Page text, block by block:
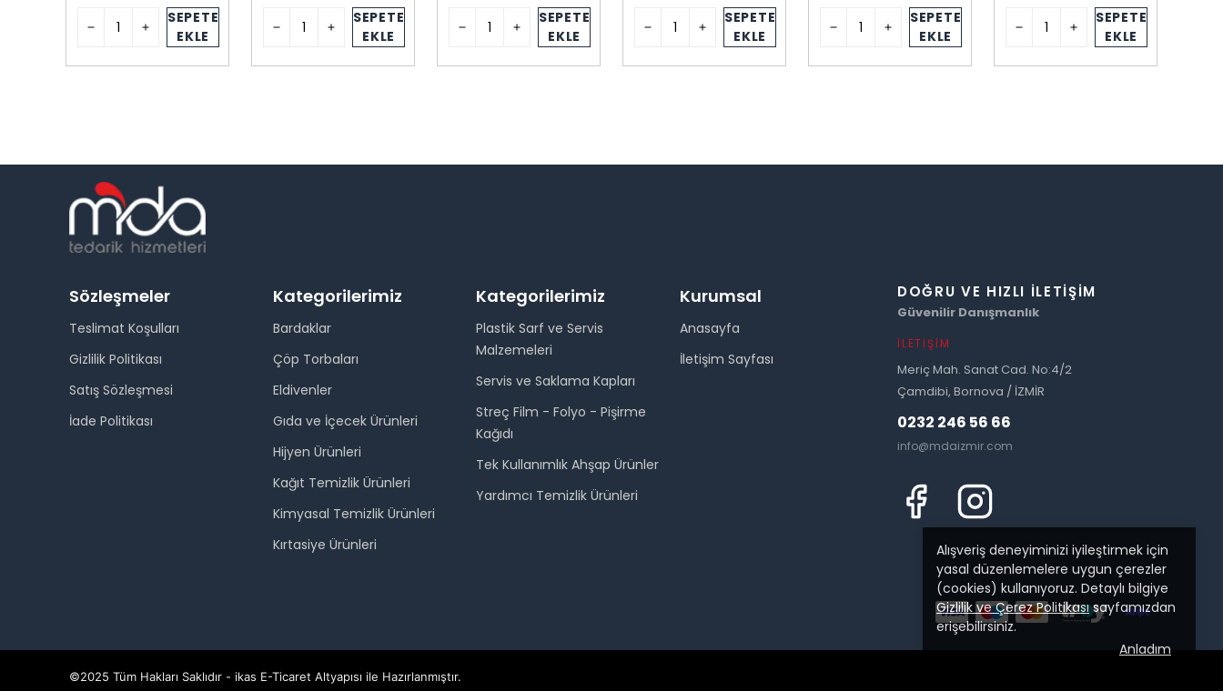
Alışveriş deneyiminizi iyileştirmek için
yasal düzenlemelere uygun çerezler
(cookies) kullanıyoruz. Detaylı bilgiye
Gizlilik ve Çerez Politikasısayfamızdan
erişebilirsiniz.
Anladım
SEPETE
EKLE
SEPETE
EKLE
SEPETE
EKLE
SEPETE
EKLE
SEPETE
EKLE
SEPETE
EKLE
Sözleşmeler
Teslimat Koşulları
Gizlilik Politikası
Satış Sözleşmesi
İade Politikası
Kategorilerimiz
Bardaklar
Çöp Torbaları
Eldivenler
Gıda ve İçecek Ürünleri
Hijyen Ürünleri
Kağıt Temizlik Ürünleri
Kimyasal Temizlik Ürünleri
Kırtasiye Ürünleri
Kategorilerimiz
Plastik Sarf ve Servis
Malzemeleri
Servis ve Saklama Kapları
Streç Film - Folyo - Pişirme
Kağıdı
Tek Kullanımlık Ahşap Ürünler
Yardımcı Temizlik Ürünleri
Kurumsal
Anasayfa
İletişim Sayfası
DOĞRU VE HIZLI İLETIŞIM
Güvenilir Danışmanlık
İLETIŞIM
Meriç Mah. Sanat Cad. No:4/2
Çamdibi, Bornova / İZMİR
0232 246 56 66
info@mdaizmir.com
©2025 Tüm Hakları Saklıdır - ikas E-Ticaret Altyapısı ile Hazırlanmıştır.